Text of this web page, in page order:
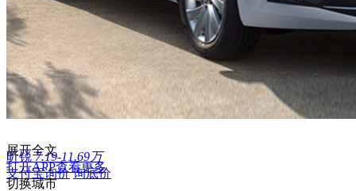
昕锐 7.19-11.69万
支付宝询价 询底价
展开全文
打开APP查看更多
切换城市